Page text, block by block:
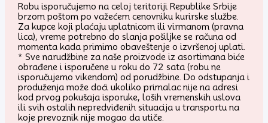
Robu isporučujemo na celoj teritoriji Republike Srbije
brzom poštom po važećem cenovniku kurirske službe.
Za kupce koji plaćaju uplatnicom ili virmanom (pravna
lica), vreme potrebno do slanja pošiljke se računa od
momenta kada primimo obaveštenje o izvršenoj uplati.
* Sve narudžbine za naše proizvode iz asortimana biće
obrađene i isporučene u roku do 72 sata (robu ne
isporučujemo vikendom) od porudžbine. Do odstupanja i
produženja može doći ukoliko primalac nije na adresi
kod prvog pokušaja isporuke, loših vremenskih uslova
ili svih ostalih nepredviđenih situacija u transportu na
koje prevoznik nije mogao da utiče.